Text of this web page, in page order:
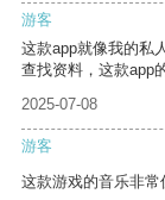
游客
这款app就像我的私
查找资料，这款app
2025-07-08
游客
这款游戏的音乐非常